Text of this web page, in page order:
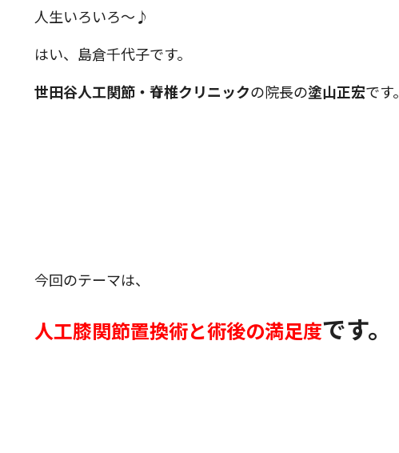
人生いろいろ～♪
はい、島倉千代子です。
世田谷人工関節・脊椎クリニックの院長の塗山正宏です。
今回のテーマは、
人工膝関節置換術と術後の満足度です。